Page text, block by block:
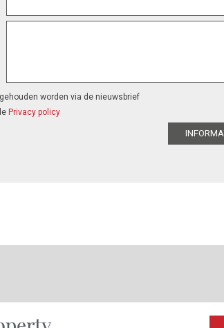
worden via de nieuwsbrief
Privacy policy